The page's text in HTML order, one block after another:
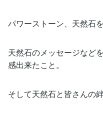
パワーストーン、天然石
天然石のメッセージなど
感出来たこと。
そして天然石と皆さんの